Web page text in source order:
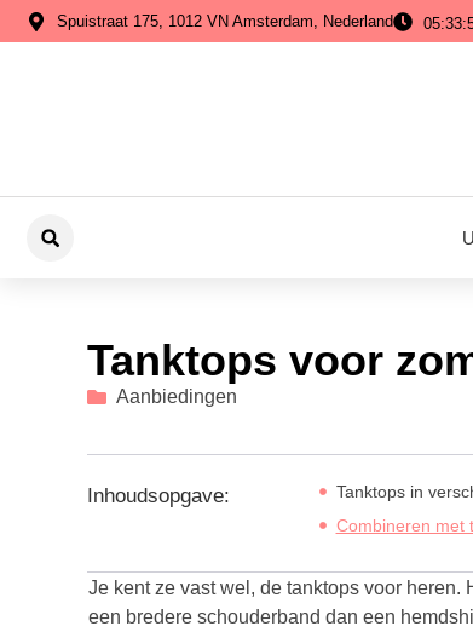
Spuistraat 175, 1012 VN Amsterdam, Nederland
Tanktops voor
Aanbiedingen
Inhoudsopgave:
Tanktops in
Combineren met
Je kent ze vast wel, de tanktops voor heren.
een bredere schouderband dan een